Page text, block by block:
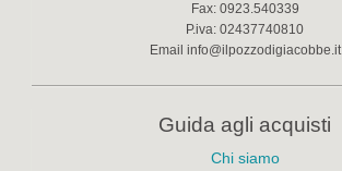
Fax: 0923.540339
P.iva: 02437740810
Email info@ilpozzodigiacobbe.it
Guida agli acquisti
Chi siamo